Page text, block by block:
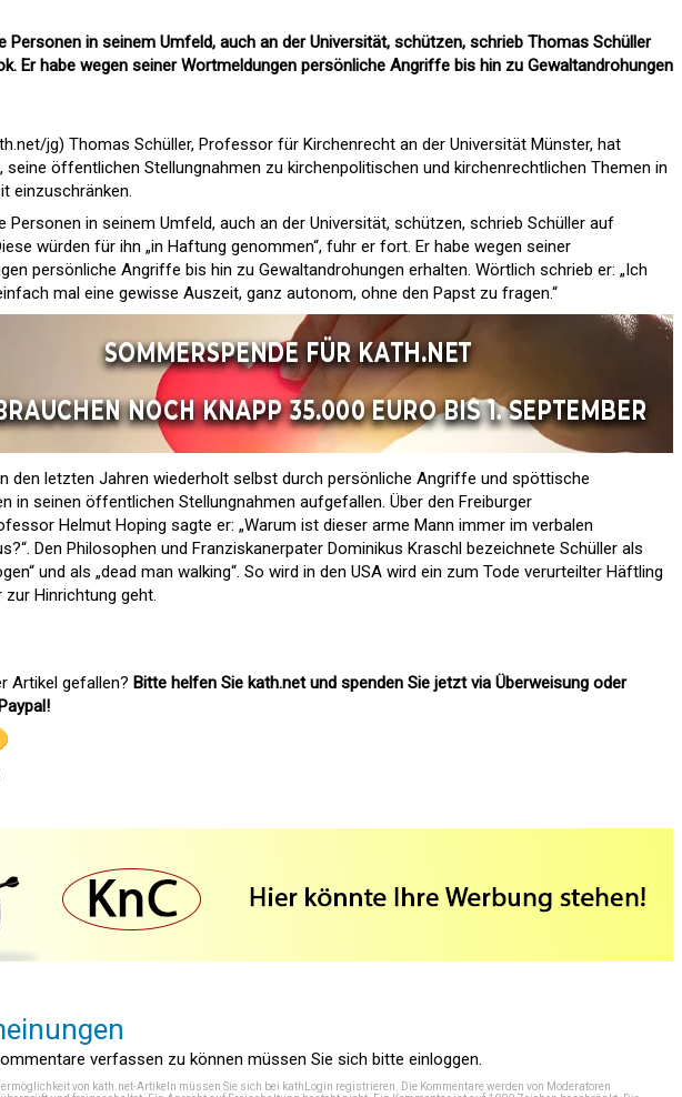
Personen in seinem Umfeld, auch an der Universität, schützen, schrieb Thomas Schüller
Er habe wegen seiner Wortmeldungen persönliche Angriffe bis hin zu Gewaltandrohungen
jg) Thomas Schüller, Professor für Kirchenrecht an der Universität Münster, hat
seine öffentlichen Stellungnahmen zu kirchenpolitischen und kirchenrechtlichen Themen in
einzuschränken.
Personen in seinem Umfeld, auch an der Universität, schützen, schrieb Schüller auf
würden für ihn „in Haftung genommen“, fuhr er fort. Er habe wegen seiner
persönliche Angriffe bis hin zu Gewaltandrohungen erhalten. Wörtlich schrieb er: „Ich
mal eine gewisse Auszeit, ganz autonom, ohne den Papst zu fragen.“
den letzten Jahren wiederholt selbst durch persönliche Angriffe und spöttische
in seinen öffentlichen Stellungnahmen aufgefallen. Über den Freiburger
Helmut Hoping sagte er: „Warum ist dieser arme Mann immer im verbalen
Den Philosophen und Franziskanerpater Dominikus Kraschl bezeichnete Schüller als
und als „dead man walking“. So wird in den USA wird ein zum Tode verurteilter Häftling
zur Hinrichtung geht.
Artikel gefallen? Bitte helfen Sie kath.net und spenden Sie jetzt via Überweisung oder
verfassen zu können müssen Sie sich bitte einloggen.
von kath.net-Artikeln müssen Sie sich bei kathLogin registrieren . Die Kommentare werden von Moderatoren